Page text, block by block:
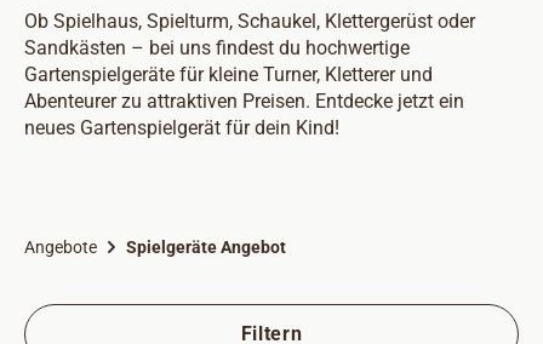
Ob Spielhaus, Spielturm, Schaukel, Klettergerüst oder
Sandkästen – bei uns findest du hochwertige
Gartenspielgeräte für kleine Turner, Kletterer und
Abenteurer zu attraktiven Preisen. Entdecke jetzt ein
neues Gartenspielgerät für dein Kind!
Angebote Spielgeräte Angebot
Filtern